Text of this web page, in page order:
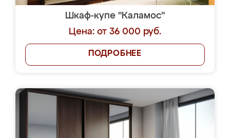
Шкаф-купе "Каламос"
Цена: от 36 000 руб.
ПОДРОБНЕЕ